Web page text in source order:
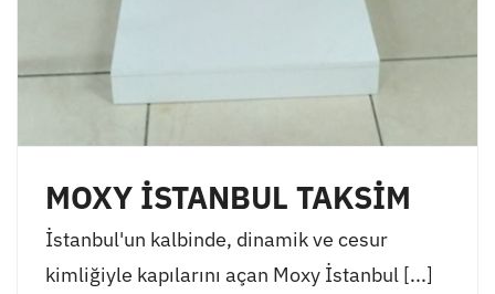
MOXY İSTANBUL TAKSİM
İstanbul'un kalbinde, dinamik ve cesur
kimliğiyle kapılarını açan Moxy İstanbul [...]